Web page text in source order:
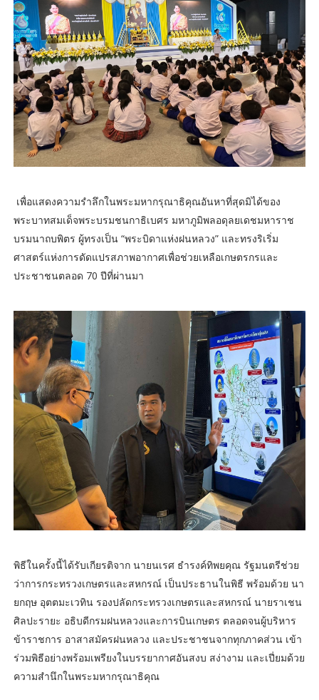
เพื่อแสดงความรำลึกในพระมหากรุณาธิคุณอันหาที่สุดมิได้ของ
พระบาทสมเด็จพระบรมชนกาธิเบศร มหาภูมิพลอดุลยเดชมหาราช
บรมนาถบพิตร ผู้ทรงเป็น “พระบิดาแห่งฝนหลวง” และทรงริเริ่ม
ศาสตร์แห่งการดัดแปรสภาพอากาศเพื่อช่วยเหลือเกษตรกรและ
ประชาชนตลอด 70 ปีที่ผ่านมา
พิธีในครั้งนี้ได้รับเกียรติจาก นายนเรศ ธำรงค์ทิพยคุณ รัฐมนตรีช่วย
ว่าการกระทรวงเกษตรและสหกรณ์ เป็นประธานในพิธี พร้อมด้วย นา
ยกฤษ อุตตมะเวทิน รองปลัดกระทรวงเกษตรและสหกรณ์ นายราเชน
ศิลปะรายะ อธิบดีกรมฝนหลวงและการบินเกษตร ตลอดจนผู้บริหาร
ข้าราชการ อาสาสมัครฝนหลวง และประชาชนจากทุกภาคส่วน เข้า
ร่วมพิธีอย่างพร้อมเพรียงในบรรยากาศอันสงบ สง่างาม และเปี่ยมด้วย
ความสำนึกในพระมหากรุณาธิคุณ